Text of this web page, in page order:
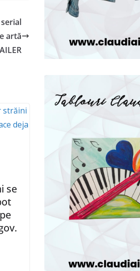
artă
se